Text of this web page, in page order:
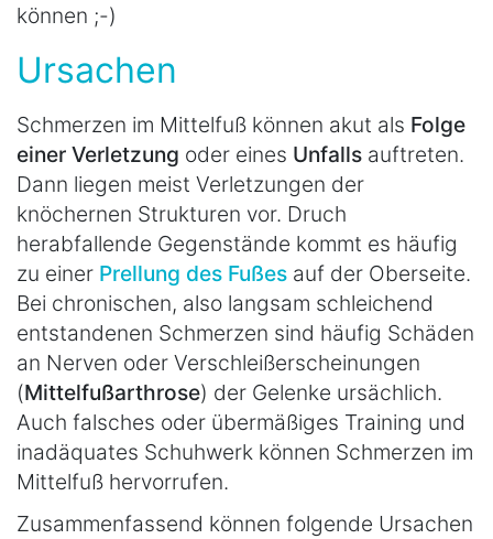
können ;-)
Ursachen
Schmerzen im Mittelfuß können akut als Folge
einer Verletzung oder eines Unfalls auftreten.
Dann liegen meist Verletzungen der
knöchernen Strukturen vor. Druch
herabfallende Gegenstände kommt es häufig
zu einer Prellung des Fußes auf der Oberseite.
Bei chronischen, also langsam schleichend
entstandenen Schmerzen sind häufig Schäden
an Nerven oder Verschleißerscheinungen
(Mittelfußarthrose) der Gelenke ursächlich.
Auch falsches oder übermäßiges Training und
inadäquates Schuhwerk können Schmerzen im
Mittelfuß hervorrufen.
Zusammenfassend können folgende Ursachen